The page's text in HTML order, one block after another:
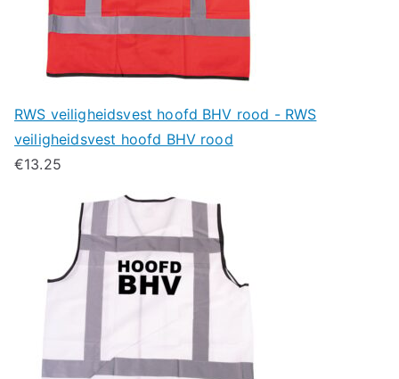
RWS veiligheidsvest hoofd BHV rood - RWS
veiligheidsvest hoofd BHV rood
€13.25